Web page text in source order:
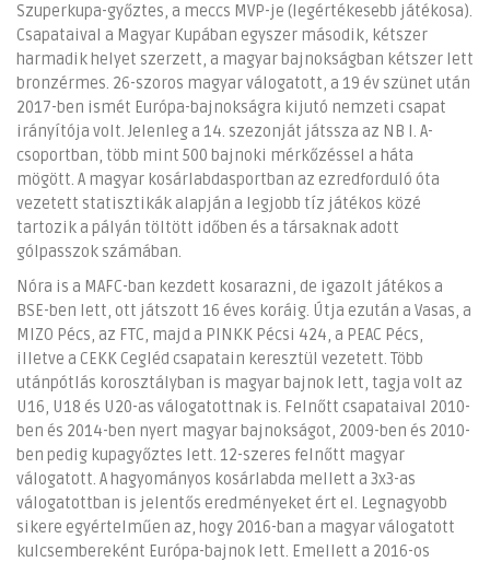
Szuperkupa-győztes, a meccs MVP-je (legértékesebb játékosa).
Csapataival a Magyar Kupában egyszer második, kétszer
harmadik helyet szerzett, a magyar bajnokságban kétszer lett
bronzérmes. 26-szoros magyar válogatott, a 19 év szünet után
2017-ben ismét Európa-bajnokságra kijutó nemzeti csapat
irányítója volt. Jelenleg a 14. szezonját játssza az NB I. A-
csoportban, több mint 500 bajnoki mérkőzéssel a háta
mögött. A magyar kosárlabdasportban az ezredforduló óta
vezetett statisztikák alapján a legjobb tíz játékos közé
tartozik a pályán töltött időben és a társaknak adott
gólpasszok számában.
Nóra is a MAFC-ban kezdett kosarazni, de igazolt játékos a
BSE-ben lett, ott játszott 16 éves koráig. Útja ezután a Vasas, a
MIZO Pécs, az FTC, majd a PINKK Pécsi 424, a PEAC Pécs,
illetve a CEKK Cegléd csapatain keresztül vezetett. Több
utánpótlás korosztályban is magyar bajnok lett, tagja volt az
U16, U18 és U20-as válogatottnak is. Felnőtt csapataival 2010-
ben és 2014-ben nyert magyar bajnokságot, 2009-ben és 2010-
ben pedig kupagyőztes lett. 12-szeres felnőtt magyar
válogatott. A hagyományos kosárlabda mellett a 3x3-as
válogatottban is jelentős eredményeket ért el. Legnagyobb
sikere egyértelműen az, hogy 2016-ban a magyar válogatott
kulcsembereként Európa-bajnok lett. Emellett a 2016-os